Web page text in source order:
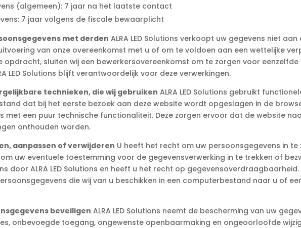
(algemeen): 7 jaar na het laatste contact
7 jaar volgens de fiscale bewaarplicht
met derden ALRA LED Solutions verkoopt uw gegevens niet
van onze overeenkomst met u of om te voldoen aan een wettelijke
opdracht, sluiten wij een bewerkersovereenkomst om te zorgen voor
LED Solutions blijft verantwoordelijk voor deze verwerkingen.
technieken, die wij gebruiken ALRA LED Solutions gebruikt
dat bij het eerste bezoek aan deze website wordt opgeslagen in de
met een puur technische functionaliteit. Deze zorgen ervoor dat de website
onthouden worden.
aanpassen of verwijderen U heeft het recht om uw persoonsgegevens in
uw eventuele toestemming voor de gegevensverwerking in te trekken of
door ALRA LED Solutions en heeft u het recht op
die wij van u beschikken in een computerbestand naar u of
beveiligen ALRA LED Solutions neemt de bescherming van uw
onbevoegde toegang, ongewenste openbaarmaking en ongeoorloofde